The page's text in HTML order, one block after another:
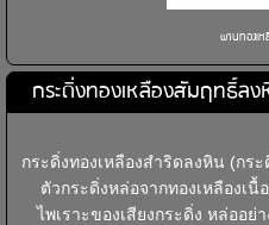
พานทองเ
กระดิ่งทองเหลืองสัมฤทธิ์ลง
กระดิ่งทองเหลืองสำริดลงหิน (กร
ตัวกระดิ่งหล่อจากทองเหลืองเ
ไพเราะของเสียงกระดิ่ง หล่ออ